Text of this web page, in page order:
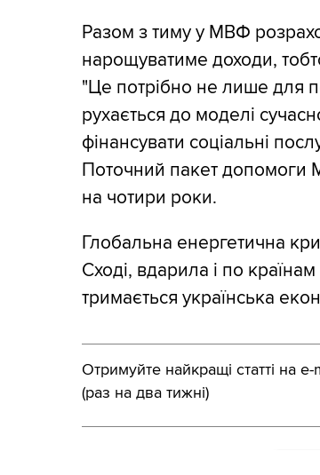
Разом з тиму у МВФ
нарощуватиме доходи,
"Це потрібно не лише для
рухається до моделі
фінансувати соціальні
Поточний пакет допомоги
на чотири роки.
Глобальна енергетична
Сході, вдарила і по
тримається українська
Отримуйте найкращі статті на e-
(раз на два тижні)